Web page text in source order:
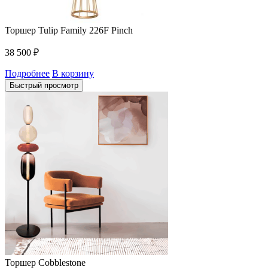
Торшер Tulip Family 226F Pinch
38 500 ₽
Подробнее В корзину
Быстрый просмотр
Торшер Cobblestone